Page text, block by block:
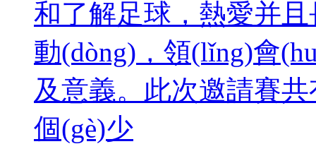
和了解足球，熱愛
動(dòng)，領(lǐng)
及意義。此次邀請賽
個(gè)少